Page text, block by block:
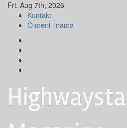
Skip
content
Fri. Aug 7th, 2026
Kontakt
O meni i nama